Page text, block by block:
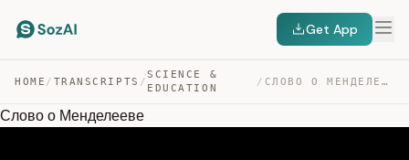
Get App
HOME / TRANSCRIPTS /
SCIENCE &
EDUCATION
/ СЛОВО О МЕНДЕЛЕЕВЕ — TRANSCRIPT
Слово о Менделееве